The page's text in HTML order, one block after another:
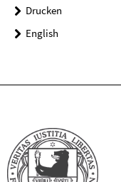
Drucken
English